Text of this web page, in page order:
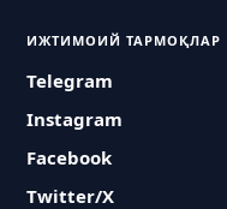
ИЖТИМОИЙ ТАРМОҚЛАР
Telegram
Instagram
Facebook
Twitter/X